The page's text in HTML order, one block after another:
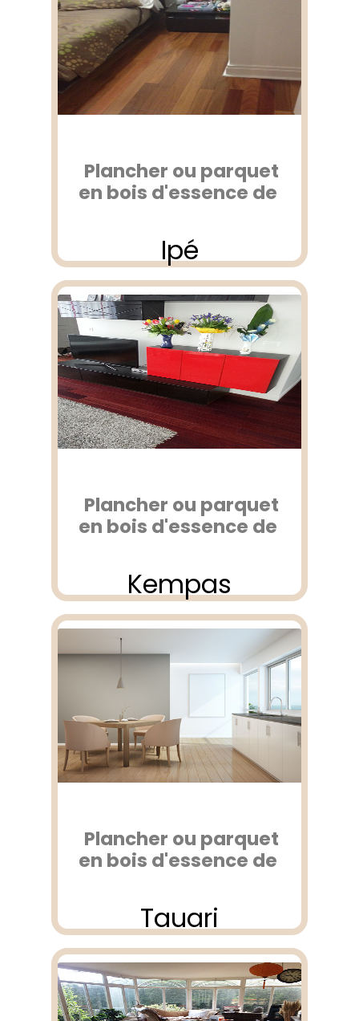
Plancher ou parquet
en bois d'essence de
Ipé
Plancher ou parquet
en bois d'essence de
Kempas
Plancher ou parquet
en bois d'essence de
Tauari